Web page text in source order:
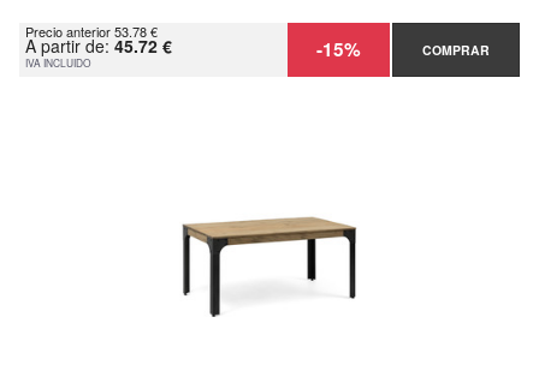
Precio anterior 53.78 €
A partir de: 45.72 €
IVA INCLUIDO -15% COMPRAR